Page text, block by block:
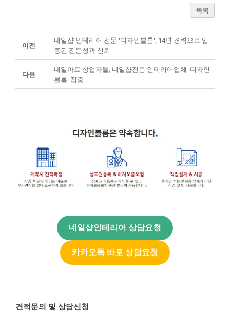
목록
이전
네일샵 인테리어 전문 '디자인블룸', 14년 경력으로 입
증된 전문성과 신뢰
다음
네일아트 창업자들, 네일샵전문 인테리어업체 '디자인
블룸' 집중
네일샵인테리어 상담요청
카카오톡 바로 상담요청
견적문의 및 상담신청